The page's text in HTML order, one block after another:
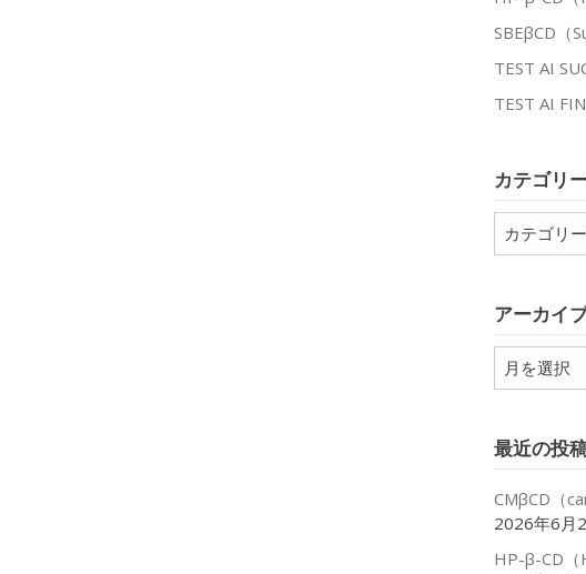
SBEβCD（
TEST AI
TEST AI
カテゴリ
テ
ー
アーカイ
ア
ー
ブ
最近の投
CMβCD（
2026年6月
HP-β-CD（